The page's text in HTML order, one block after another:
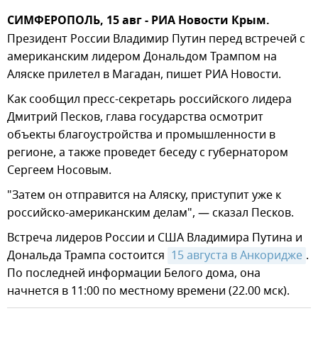
СИМФЕРОПОЛЬ, 15 авг - РИА Новости Крым.
Президент России Владимир Путин перед встречей с
американским лидером Дональдом Трампом на
Аляске прилетел в Магадан, пишет РИА Новости.
Как сообщил пресс-секретарь российского лидера
Дмитрий Песков, глава государства осмотрит
объекты благоустройства и промышленности в
регионе, а также проведет беседу с губернатором
Сергеем Носовым.
"Затем он отправится на Аляску, приступит уже к
российско-американским делам", — сказал Песков.
Встреча лидеров России и США Владимира Путина и
Дональда Трампа состоится 15 августа в Анкоридже .
По последней информации Белого дома, она
начнется в 11:00 по местному времени (22.00 мск).